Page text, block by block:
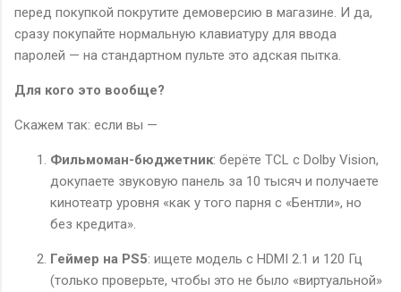
перед покупкой покрутите демоверсию в магазине. И да,
сразу покупайте нормальную клавиатуру для ввода
паролей — на стандартном пульте это адская пытка.
Для кого это вообще?
Скажем так: если вы —
Фильмоман-бюджетник: берёте TCL с Dolby Vision,
докупаете звуковую панель за 10 тысяч и получаете
кинотеатр уровня «как у того парня с «Бентли», но
без кредита».
Геймер на PS5: ищете модель с HDMI 2.1 и 120 Гц
(только проверьте, чтобы это не было «виртуальной»